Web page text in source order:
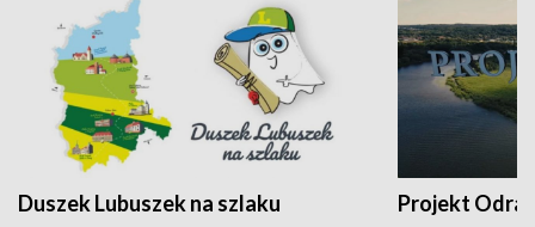
Duszek Lubuszek na szlaku Projekt Odra